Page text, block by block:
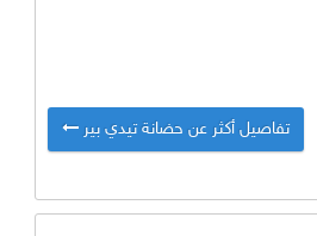
تفاصيل أكثر عن حضانة تيدي بير